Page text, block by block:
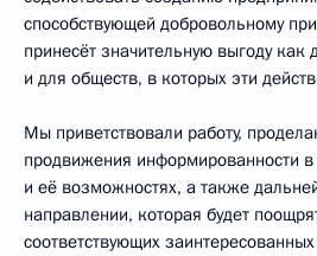
способствующей добровольному
принесёт значительную выгоду как
и для обществ, в которых эти
Мы приветствовали работу,
продвижения информированности
и её возможностях, а также
направлении, которая будет
соответствующих